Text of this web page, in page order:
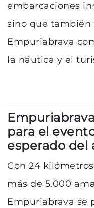
embarcaciones
sino que también
Empuriabrava
la náutica y el
para el
esperado del
Con 24
más de 5.000
Empuriabrava se